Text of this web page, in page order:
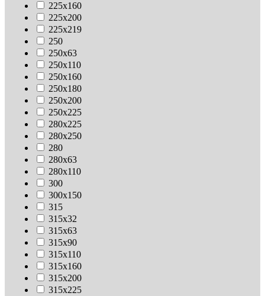
225х160
225х200
225х219
250
250х63
250х110
250х160
250х180
250х200
250х225
280х225
280х250
280
280х63
280х110
300
300х150
315
315х32
315х63
315х90
315х110
315х160
315х200
315х225